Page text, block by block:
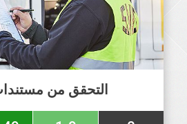
التحقق من